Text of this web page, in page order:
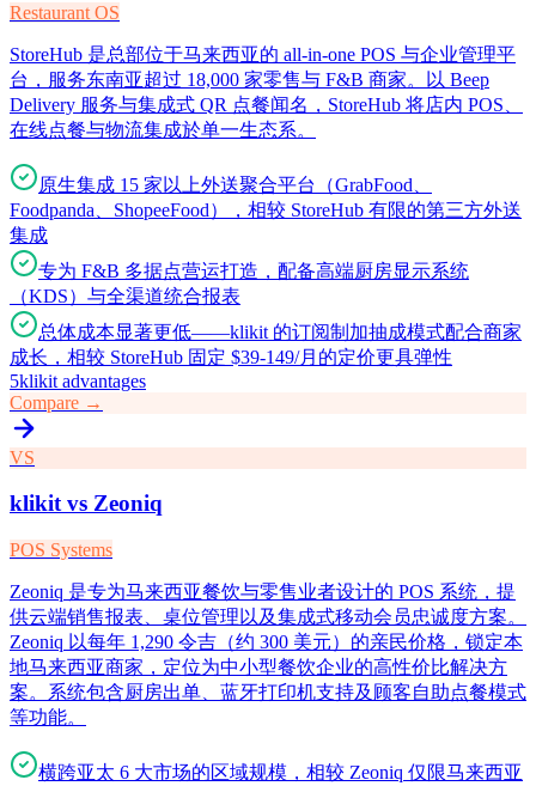
Restaurant OS
StoreHub 是总部位于马来西亚的 all-in-one POS 与企业管理平
台，服务东南亚超过 18,000 家零售与 F&B 商家。以 Beep
Delivery 服务与集成式 QR 点餐闻名，StoreHub 将店内 POS、
在线点餐与物流集成於单一生态系。
原生集成 15 家以上外送聚合平台（GrabFood、
Foodpanda、ShopeeFood），相较 StoreHub 有限的第三方外送
集成
专为 F&B 多据点营运打造，配备高端厨房显示系统
（KDS）与全渠道统合报表
总体成本显著更低——klikit 的订阅制加抽成模式配合商家
成长，相较 StoreHub 固定 $39-149/月的定价更具弹性
5klikit advantages
Compare →
VS
klikit vs Zeoniq
POS Systems
Zeoniq 是专为马来西亚餐饮与零售业者设计的 POS 系统，提
供云端销售报表、桌位管理以及集成式移动会员忠诚度方案。
Zeoniq 以每年 1,290 令吉（约 300 美元）的亲民价格，锁定本
地马来西亚商家，定位为中小型餐饮企业的高性价比解决方
案。系统包含厨房出单、蓝牙打印机支持及顾客自助点餐模式
等功能。
横跨亚太 6 大市场的区域规模，相较 Zeoniq 仅限马来西亚